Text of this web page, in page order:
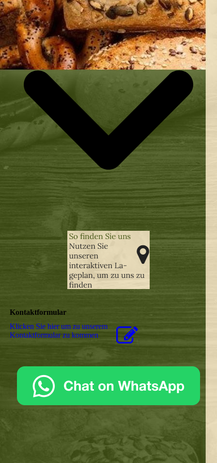
Kontaktformular
Klicken Sie hier um zu unserem
Kon­takt­for­mu­lar zu kommen